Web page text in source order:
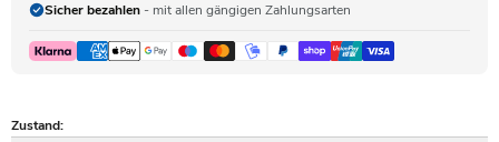
Sicher bezahlen - mit allen gängigen Zahlungsarten
Zustand: